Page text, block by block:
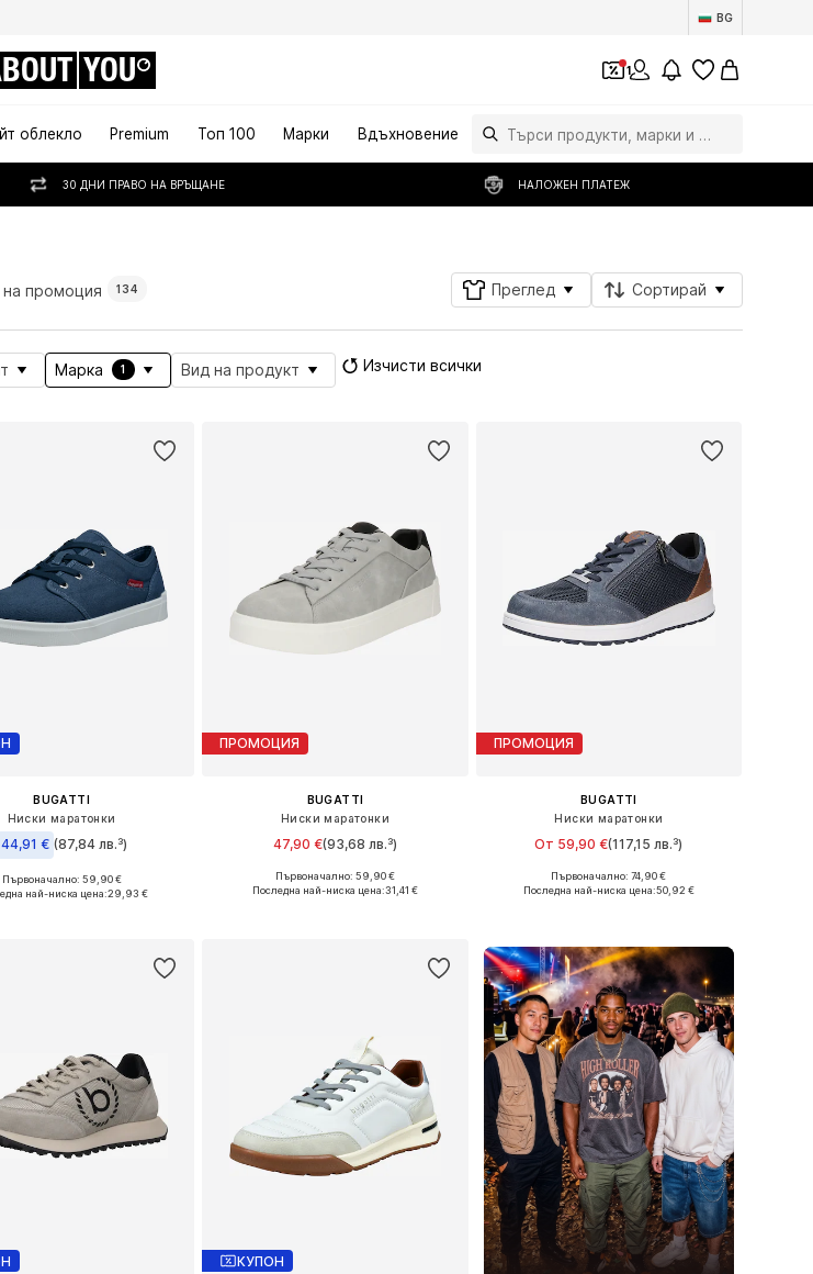
BG
YOU 1
облекло Premium Топ 100 Марки Вдъхновение
30 ДНИ ПРАВО НА ВРЪЩАНЕ НАЛОЖЕН ПЛАТЕЖ
промоция 134 Преглед Сортирай
Марка 1 Вид на продукт Изчисти всички
BUGATTI
Ниски маратонки
44,91 € (87,84 лв.³)
размери: 40, 41, 42, 43, 44, 45
Първоначално: 59,90 €
най-ниска цена:29,93 €
ПРОМОЦИЯ
BUGATTI
Ниски маратонки
47,90 €(93,68 лв.³)
Предлага се в много размери
Първоначално: 59,90 €
Последна най-ниска цена:31,41 €
ПРОМОЦИЯ
BUGATTI
Ниски маратонки
От 59,90 €(117,15 лв.³)
Предлага се в много размери
Първоначално: 74,90 €
Последна най-ниска цена:50,92 €
КУПОН